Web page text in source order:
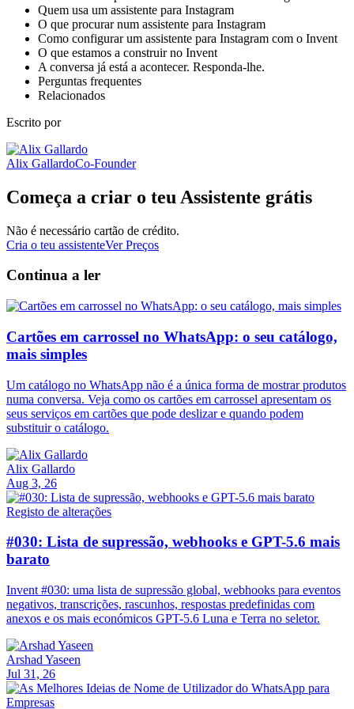
Quem usa um assistente para Instagram
O que procurar num assistente para Instagram
Como configurar um assistente para Instagram com o Invent
O que estamos a construir no Invent
A conversa já está a acontecer. Responda-lhe.
Perguntas frequentes
Relacionados
Escrito por
Alix GallardoCo-Founder
Começa a criar o teu Assistente grátis
Não é necessário cartão de crédito.
Cria o teu assistenteVer Preços
Continua a ler
Cartões em carrossel no WhatsApp: o seu catálogo,
mais simples
Um catálogo no WhatsApp não é a única forma de mostrar produtos
numa conversa. Veja como os cartões em carrossel apresentam os
seus serviços em cartões que pode deslizar e quando podem
substituir o catálogo.
Alix Gallardo
Aug 3, 26
Registo de alterações
#030: Lista de supressão, webhooks e GPT-5.6 mais
barato
Invent #030: uma lista de supressão global, webhooks para eventos
negativos, transcrições, rascunhos, respostas predefinidas com
anexos e os mais económicos GPT-5.6 Luna e Terra no seletor.
Arshad Yaseen
Jul 31, 26